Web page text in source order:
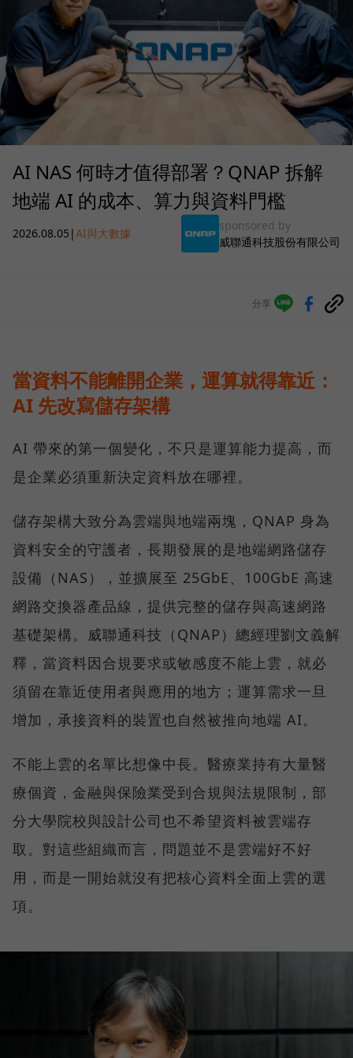
AI NAS 何時才值得部署？QNAP 拆解
地端 AI 的成本、算力與資料門檻
2026.08.05 |AI與大數據
sponsored by
威聯通科技股份有限公司
分享
當資料不能離開企業，運算就得靠近：
AI 先改寫儲存架構
AI 帶來的第一個變化，不只是運算能力提高，而
是企業必須重新決定資料放在哪裡。
儲存架構大致分為雲端與地端兩塊，QNAP 身為
資料安全的守護者，長期發展的是地端網路儲存
設備（NAS），並擴展至 25GbE、100GbE 高速
網路交換器產品線，提供完整的儲存與高速網路
基礎架構。威聯通科技（QNAP）總經理劉文義解
釋，當資料因合規要求或敏感度不能上雲，就必
須留在靠近使用者與應用的地方；運算需求一旦
增加，承接資料的裝置也自然被推向地端 AI。
不能上雲的名單比想像中長。醫療業持有大量醫
療個資，金融與保險業受到合規與法規限制，部
分大學院校與設計公司也不希望資料被雲端存
取。對這些組織而言，問題並不是雲端好不好
用，而是一開始就沒有把核心資料全面上雲的選
項。